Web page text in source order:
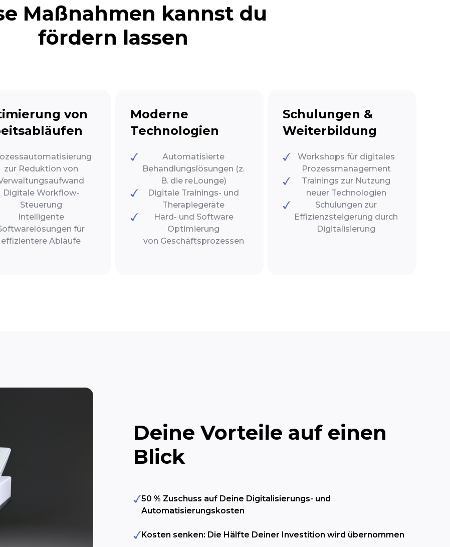
Maßnahmen kannst du
fördern lassen
von
zur Reduktion von
Digitale Workflow-
Steuerung
Intelligente
für
effizientere Abläufe
Moderne
Technologien
Automatisierte
Behandlungslösungen (z.
B. die reLounge)
Digitale Trainings- und
Therapiegeräte
Hard- und Software
Optimierung
von Geschäftsprozessen
Schulungen &
Weiterbildung
Workshops für digitales
Prozessmanagement
Trainings zur Nutzung
neuer Technologien
Schulungen zur
Effizienzsteigerung durch
Digitalisierung
Deine Vorteile auf einen
Blick
50 % Zuschuss auf Deine Digitalisierungs- und
Automatisierungskosten
Kosten senken: Die Hälfte Deiner Investition wird übernommen